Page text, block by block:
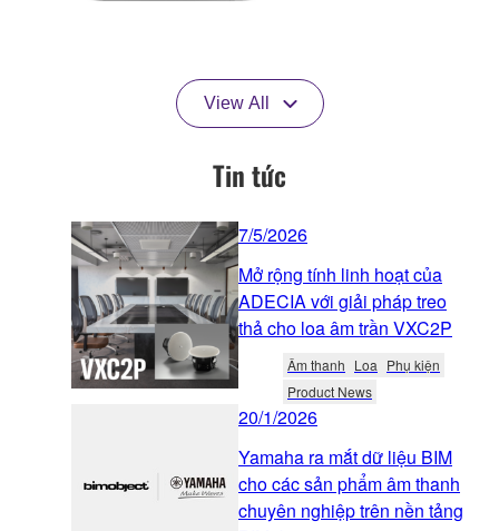
View All
Tin tức
7/5/2026
Mở rộng tính linh hoạt của
ADECIA với giải pháp treo
thả cho loa âm trần VXC2P
Âm thanh Loa Phụ kiện
Product News
20/1/2026
Yamaha ra mắt dữ liệu BIM
cho các sản phẩm âm thanh
chuyên nghiệp trên nền tảng